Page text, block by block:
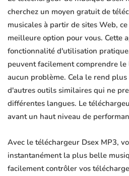
cherchez un moyen gratuit de
musicales à partir de sites Web,
meilleure option pour vous. Cette
fonctionnalité d'utilisation
peuvent facilement comprendre
aucun problème. Cela le rend
d'autres outils similaires qui ne
différentes langues. Le
avant un haut niveau de
Avec le téléchargeur Dsex MP3,
instantanément la plus belle
facilement contrôler vos